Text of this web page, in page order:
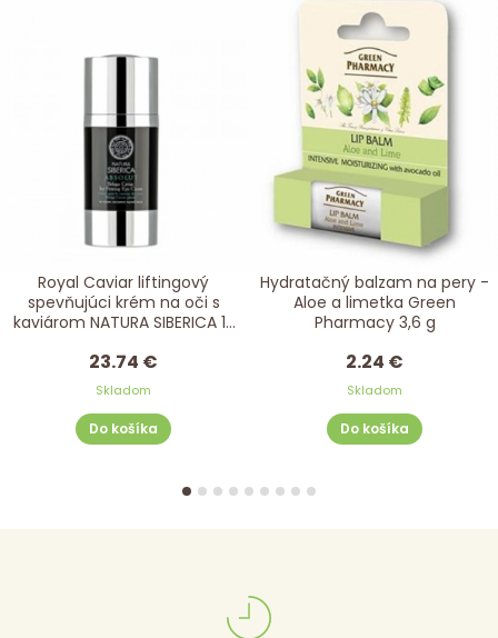
Royal Caviar liftingový
spevňujúci krém na oči s
kaviárom NATURA SIBERICA 15
23.74 €
Skladom
Do košíka
Hydratačný balzam na pery -
Aloe a limetka Green
Pharmacy 3,6 g
2.24 €
Skladom
Do košíka